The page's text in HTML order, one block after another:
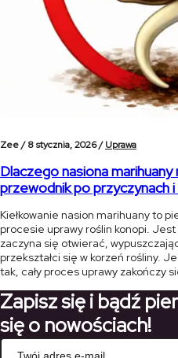
Zee /8 stycznia, 2026 /Uprawa
Dlaczego nasiona marihuany
przewodnik po przyczynach i
Kiełkowanie nasion marihuany to
procesie uprawy roślin konopi.
zaczyna się otwierać,
przekształci się w korzeń rośliny.
tak, cały proces uprawy zakończy
[…]
Zapisz się i bądź
się o nowościach!